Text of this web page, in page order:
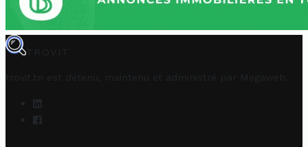
TROVIT
trovit.tn est détenu, maintenu et administré par Megaweb